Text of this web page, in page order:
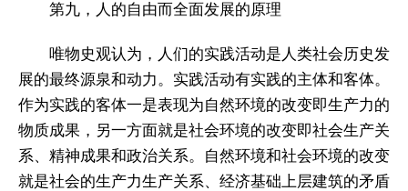
第九，人的自由而全面发展的原理
唯物史观认为，人们的实践活动是人类社会历史发
展的最终源泉和动力。实践活动有实践的主体和客体。
作为实践的客体一是表现为自然环境的改变即生产力的
物质成果，另一方面就是社会环境的改变即社会生产关
系、精神成果和政治关系。自然环境和社会环境的改变
就是社会的生产力生产关系、经济基础上层建筑的矛盾